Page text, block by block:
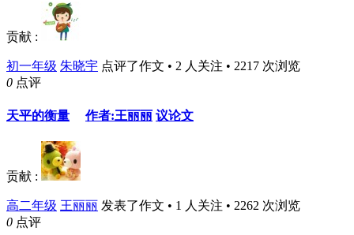
贡献 :
初一年级 朱晓宇 点评了作文 • 2 人关注 • 2217 次浏览
0 点评
天平的衡量 作者:王丽丽 议论文
贡献 :
高二年级 王丽丽 发表了作文 • 1 人关注 • 2262 次浏览
0 点评